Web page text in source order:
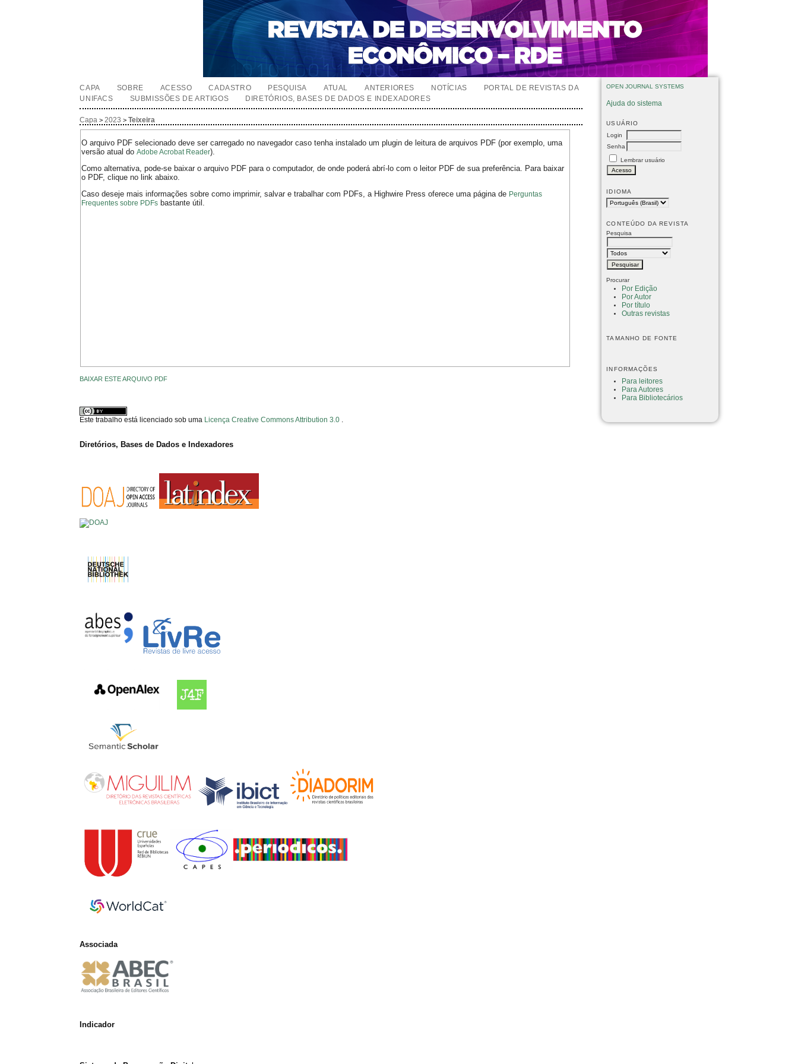
OPEN JOURNAL SYSTEMS
Ajuda do sistema
USUÁRIO
Login
Senha
Lembrar usuário
IDIOMA
CONTEÚDO DA REVISTA
Pesquisa
Procurar
Por Edição
Por Autor
Por título
Outras revistas
TAMANHO DE FONTE
INFORMAÇÕES
Para leitores
Para Autores
Para Bibliotecários
CAPA SOBRE ACESSO CADASTRO PESQUISA ATUAL ANTERIORES NOTÍCIAS
PORTAL DE REVISTAS DA
UNIFACS
SUBMISSÕES DE ARTIGOS DIRETÓRIOS, BASES DE DADOS E INDEXADORES
Capa > 2023 >Teixeira
O arquivo PDF selecionado deve ser carregado no navegador caso tenha instalado um plugin de leitura de arquivos PDF (por exemplo, uma
versão atual doAdobe Acrobat Reader).
Como alternativa, pode-se baixar o arquivo PDF para o computador, de onde poderá abrí-lo com o leitor PDF de sua preferência. Para baixar
o PDF, clique no link abaixo.
Caso deseje mais informações sobre como imprimir, salvar e trabalhar com PDFs, a Highwire Press oferece uma página de Perguntas
Frequentes sobre PDFs bastante útil.
BAIXAR ESTE ARQUIVO PDF
Este trabalho está licenciado sob uma Licença Creative Commons Attribution 3.0 .
Diretórios, Bases de Dados e Indexadores
Associada
Indicador